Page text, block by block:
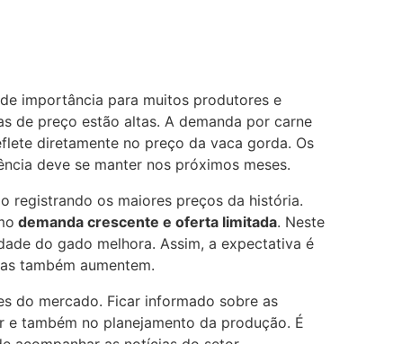
importância para muitos produtores e
de preço estão altas. A demanda por carne
diretamente no preço da vaca gorda. Os
deve se manter nos próximos meses.
registrando os maiores preços da história.
demanda crescente e oferta limitada. Neste
do gado melhora. Assim, a expectativa é
também aumentem.
do mercado. Ficar informado sobre as
também no planejamento da produção. É